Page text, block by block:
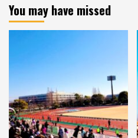
You may have missed